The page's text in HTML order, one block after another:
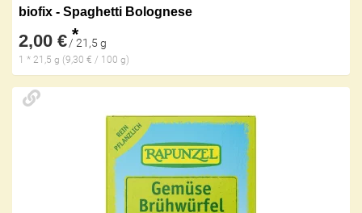
biofix - Spaghetti Bolognese
2,00 € *
/ 21,5 g
1 * 21,5 g (9,30 € / 100 g)